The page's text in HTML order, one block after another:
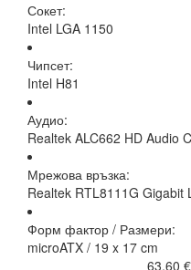
Сокет:
Intel LGA 1150
Чипсет:
Intel H81
Аудио:
Realtek ALC662 HD Audio
Мрежова връзка:
Realtek RTL8111G Gigabit
Форм фактор / Размери:
microATX / 19 x 17 cm
63,60